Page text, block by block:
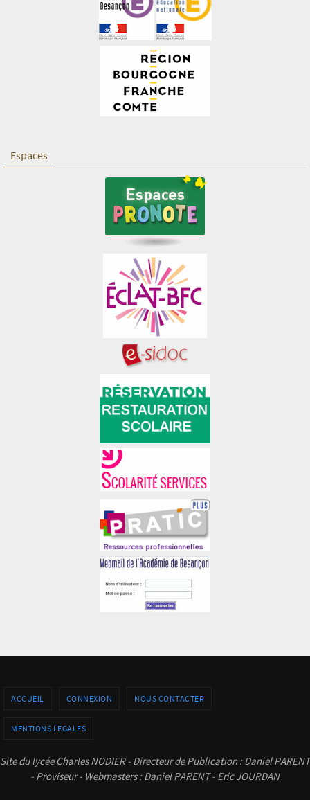
Espaces
ACCUEIL CONNEXION NOUS CONTACTER
MENTIONS LÉGALES
Site du lycée Charles NODIER - Directeur de Publication : Daniel PARENT
- Proviseur - Webmasters : Daniel PARENT - Eric JOURDAN